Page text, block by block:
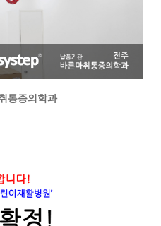
통증의학과